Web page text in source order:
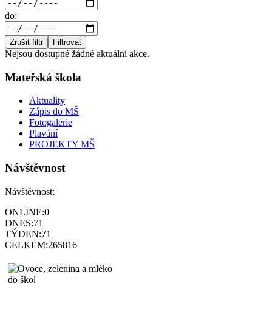
do:
Zrušit filtr Filtrovat
Nejsou dostupné žádné aktuální akce.
Mateřská škola
Aktuality
Zápis do MŠ
Fotogalerie
Plavání
PROJEKTY MŠ
Návštěvnost
Návštěvnost:
ONLINE:0
DNES:71
TÝDEN:71
CELKEM:265816